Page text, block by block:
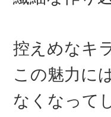
控えめなキ
この魅力に
なくなって